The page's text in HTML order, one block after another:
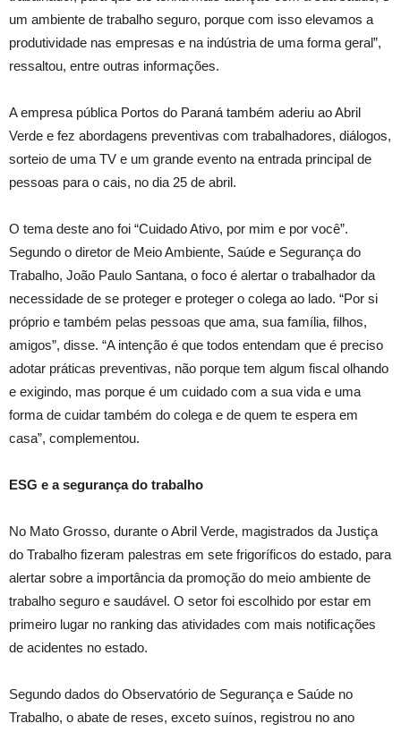
um ambiente de trabalho seguro, porque com isso elevamos a
produtividade nas empresas e na indústria de uma forma geral”,
ressaltou, entre outras informações.
A empresa pública Portos do Paraná também aderiu ao Abril
Verde e fez abordagens preventivas com trabalhadores, diálogos,
sorteio de uma TV e um grande evento na entrada principal de
pessoas para o cais, no dia 25 de abril.
O tema deste ano foi “Cuidado Ativo, por mim e por você”.
Segundo o diretor de Meio Ambiente, Saúde e Segurança do
Trabalho, João Paulo Santana, o foco é alertar o trabalhador da
necessidade de se proteger e proteger o colega ao lado. “Por si
próprio e também pelas pessoas que ama, sua família, filhos,
amigos”, disse. “A intenção é que todos entendam que é preciso
adotar práticas preventivas, não porque tem algum fiscal olhando
e exigindo, mas porque é um cuidado com a sua vida e uma
forma de cuidar também do colega e de quem te espera em
casa”, complementou.
ESG e a segurança do trabalho
No Mato Grosso, durante o Abril Verde, magistrados da Justiça
do Trabalho fizeram palestras em sete frigoríficos do estado, para
alertar sobre a importância da promoção do meio ambiente de
trabalho seguro e saudável. O setor foi escolhido por estar em
primeiro lugar no ranking das atividades com mais notificações
de acidentes no estado.
Segundo dados do Observatório de Segurança e Saúde no
Trabalho, o abate de reses, exceto suínos, registrou no ano